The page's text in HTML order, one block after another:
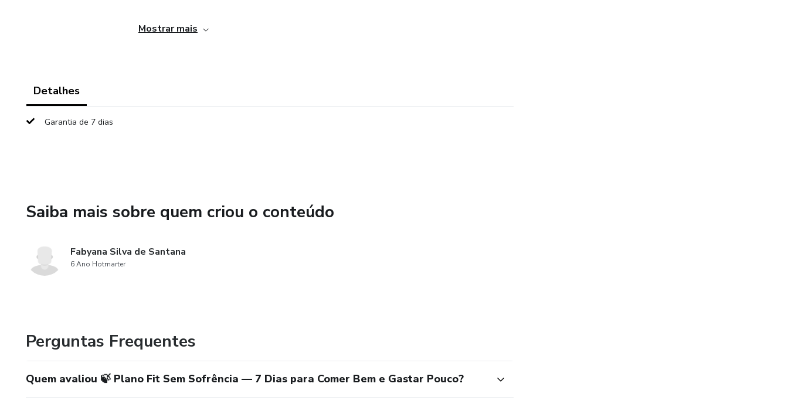
📥 Receba o arquivo em PDF para baixar e usar quando e onde quiser
Mostrar mais
Detalhes
Garantia de 7 dias
Saiba mais sobre quem criou o conteúdo
Fabyana Silva de Santana
6 Ano Hotmarter
Perguntas Frequentes
Quem avaliou 🍃 Plano Fit Sem Sofrência — 7 Dias para Comer Bem e Gastar Pouco?